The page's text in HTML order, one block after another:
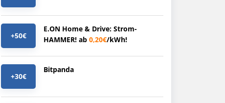
+50€
E.ON Home & Drive: Strom-
HAMMER! ab 0,20€/kWh!
+30€
Bitpanda